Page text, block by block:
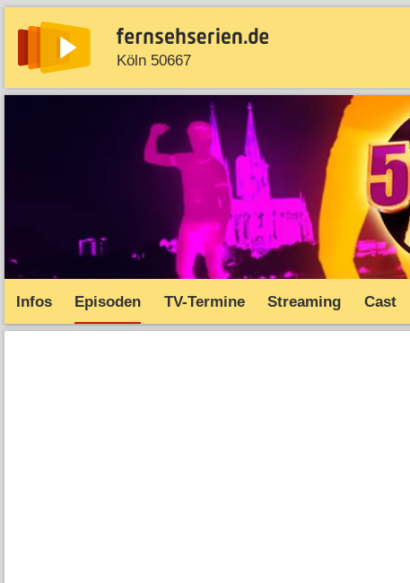
Köln 50667
News Entdecken Streaming
Infos Episoden TV-Termine Streaming Cast